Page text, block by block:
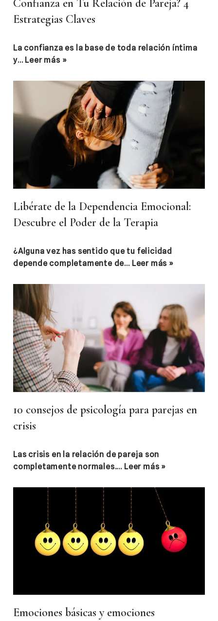
Confianza en Tu Relación de Pareja? 4
Estrategias Claves
La confianza es la base de toda relación íntima
y… Leer más »
Libérate de la Dependencia Emocional:
Descubre el Poder de la Terapia
¿Alguna vez has sentido que tu felicidad
depende completamente de… Leer más »
10 consejos de psicología para parejas en
crisis
Las crisis en la relación de pareja son
completamente normales.… Leer más »
Emociones básicas y emociones